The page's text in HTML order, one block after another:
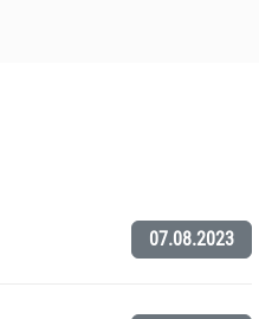
07.08.2023